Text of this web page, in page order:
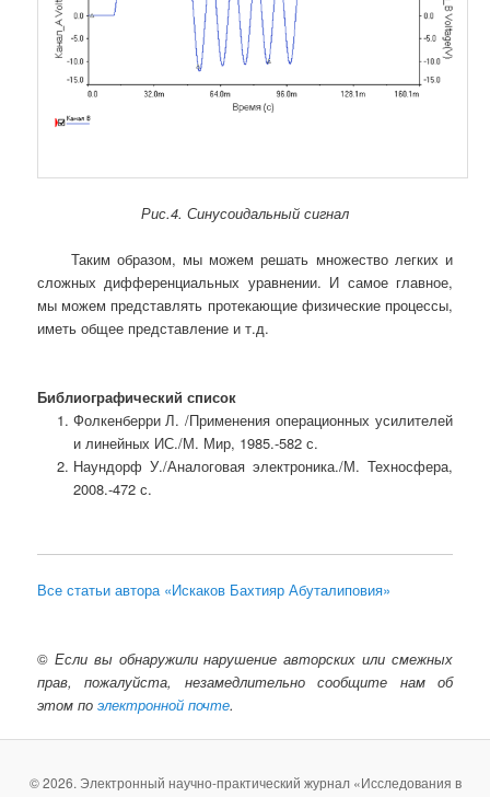
Рис.4. Синусоидальный сигнал
Таким образом, мы можем решать множество легких и
сложных дифференциальных уравнении. И самое главное,
мы можем представлять протекающие физические процессы,
иметь общее представление и т.д.
Библиографический список
Фолкенберри Л. /Применения операционных усилителей
и линейных ИС./М. Мир, 1985.-582 с.
Наундорф У./Аналоговая электроника./М. Техносфера,
2008.-472 с.
Все статьи автора «Искаков Бахтияр Абуталиповия»
© Если вы обнаружили нарушение авторских или смежных
прав, пожалуйста, незамедлительно сообщите нам об
этом поэлектронной почте.
© 2026. Электронный научно-практический журнал «Исследования в